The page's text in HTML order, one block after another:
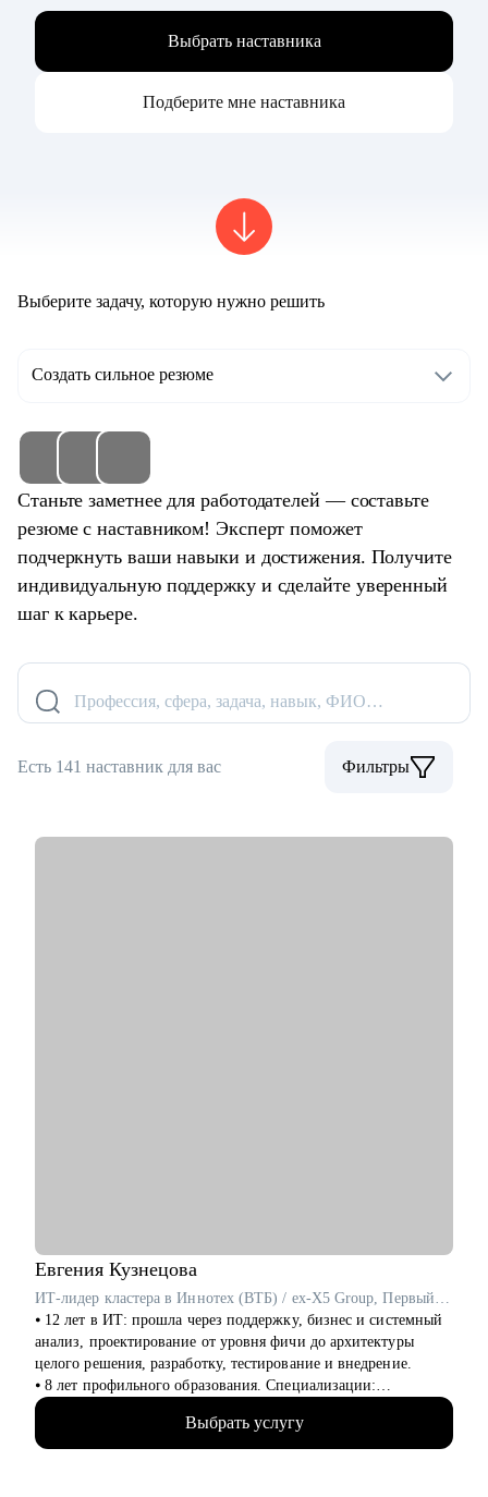
Выбрать наставника
Подберите мне наставника
Выберите задачу, которую нужно решить
Создать сильное резюме
Станьте заметнее для работодателей — составьте
резюме с наставником! Эксперт поможет
подчеркнуть ваши навыки и достижения. Получите
индивидуальную поддержку и сделайте уверенный
шаг к карьере.
Профессия, сфера, задача, навык, ФИО…
Есть 141 наставник для вас Фильтры
Евгения Кузнецова
ИТ-лидер кластера в Иннотех (ВТБ) / ex-X5 Group, Первый Бит
⦁ 12 лет в ИТ: прошла через поддержку, бизнес и системный
анализ, проектирование от уровня фичи до архитектуры
целого решения, разработку, тестирование и внедрение.
⦁ 8 лет профильного образования. Специализации:
программное обеспечение и автоматизированные системы.
⦁ 9 лет в менеджменте: управляла разработкой и внедрением
как в небольших командах до 10 человек, так и в нескольких
Выбрать услугу